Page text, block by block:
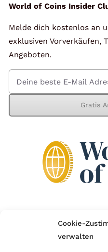
Cookie-
verwalten
Mein
World of Coins Insider
Melde dich kostenlos an
exklusiven Vorverkäufen,
Angeboten.
Gratis
Wir sind Mitglied im